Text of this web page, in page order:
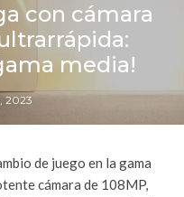
con cámara
media!
2023
de juego en la gama
cámara de 108MP,